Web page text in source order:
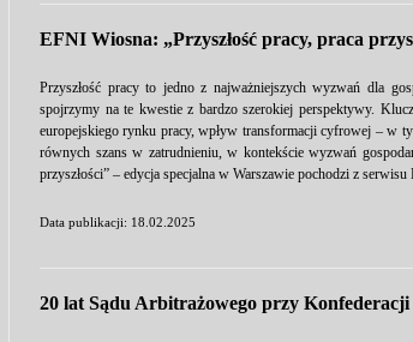
EFNI Wiosna: „Przyszłość pracy, praca
Przyszłość pracy to jedno z najważniejszych wyzwań dla
spojrzymy na te kwestie z bardzo szerokiej perspektywy.
europejskiego rynku pracy, wpływ transformacji cyfrowej – w
równych szans w zatrudnieniu, w kontekście wyzwań
przyszłości” – edycja specjalna w Warszawie pochodzi z
Data publikacji: 18.02.2025
20 lat Sądu Arbitrażowego przy